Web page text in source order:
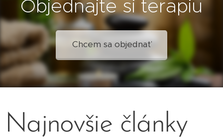
Objednajte si terapiu
Chcem sa objednať
Najnovšie články